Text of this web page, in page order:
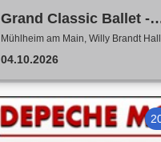
Grand Classic Ballet -
Schwanensee -
Bühne mit live
Mühlheim am Main, Willy Brandt
04.10.2026